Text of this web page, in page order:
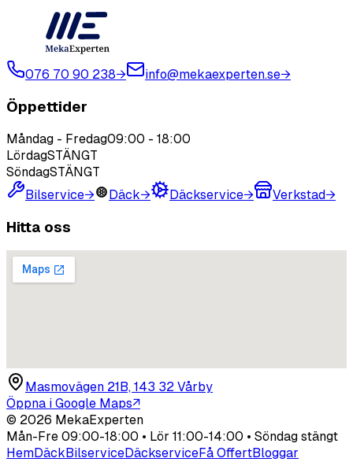
076 70 90 238→ info@mekaexperten.se→
Öppettider
Måndag - Fredag09:00 - 18:00
LördagSTÄNGT
SöndagSTÄNGT
Bilservice→ Däck→ Däckservice→ Verkstad→
Hitta oss
Masmovägen 21B, 143 32 Vårby
Öppna i Google Maps↗
© 2026 MekaExperten
Mån-Fre 09:00-18:00 • Lör 11:00-14:00 • Söndag stängt
HemDäck BilserviceDäckserviceFå OffertBloggar